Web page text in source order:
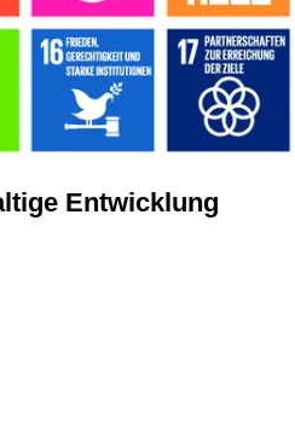
Entwicklung